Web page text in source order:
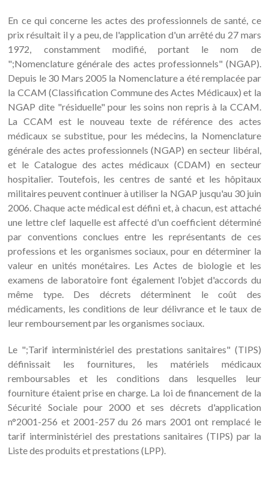
En ce qui concerne les actes des professionnels de santé, ce
prix résultait il y a peu, de l'application d'un arrêté du 27 mars
1972, constamment modifié, portant le nom de
";Nomenclature générale des actes professionnels" (NGAP).
Depuis le 30 Mars 2005 la Nomenclature a été remplacée par
la CCAM (Classification Commune des Actes Médicaux) et la
NGAP dite "résiduelle" pour les soins non repris à la CCAM.
La CCAM est le nouveau texte de référence des actes
médicaux se substitue, pour les médecins, la Nomenclature
générale des actes professionnels (NGAP) en secteur libéral,
et le Catalogue des actes médicaux (CDAM) en secteur
hospitalier. Toutefois, les centres de santé et les hôpitaux
militaires peuvent continuer à utiliser la NGAP jusqu'au 30 juin
2006. Chaque acte médical est défini et, à chacun, est attaché
une lettre clef laquelle est affecté d'un coefficient déterminé
par conventions conclues entre les représentants de ces
professions et les organismes sociaux, pour en déterminer la
valeur en unités monétaires. Les Actes de biologie et les
examens de laboratoire font également l'objet d'accords du
même type. Des décrets déterminent le coût des
médicaments, les conditions de leur délivrance et le taux de
leur remboursement par les organismes sociaux.
Le ";Tarif interministériel des prestations sanitaires" (TIPS)
définissait les fournitures, les matériels médicaux
remboursables et les conditions dans lesquelles leur
fourniture étaient prise en charge. La loi de financement de la
Sécurité Sociale pour 2000 et ses décrets d'application
n°2001-256 et 2001-257 du 26 mars 2001 ont remplacé le
tarif interministériel des prestations sanitaires (TIPS) par la
Liste des produits et prestations (LPP).